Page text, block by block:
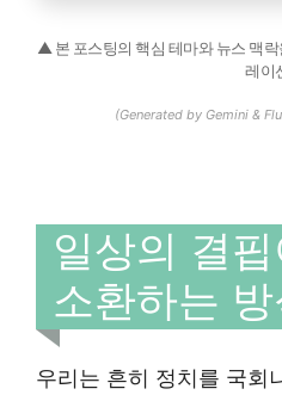
▲ 본 포스팅의 핵심 테마와 뉴스 맥
레이
(Generated by Gemini &
일상의 결
소환하는 방
우리는 흔히 정치를 국회